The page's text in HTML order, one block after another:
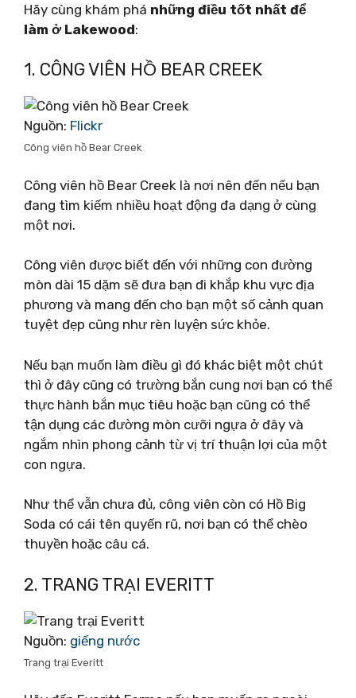
Hãy cùng khám phá những điều tốt nhất để
làm ở Lakewood:
1. CÔNG VIÊN HỒ BEAR CREEK
Nguồn: Flickr
Công viên hồ Bear Creek
Công viên hồ Bear Creek là nơi nên đến nếu bạn
đang tìm kiếm nhiều hoạt động đa dạng ở cùng
một nơi.
Công viên được biết đến với những con đường
mòn dài 15 dặm sẽ đưa bạn đi khắp khu vực địa
phương và mang đến cho bạn một số cảnh quan
tuyệt đẹp cũng như rèn luyện sức khỏe.
Nếu bạn muốn làm điều gì đó khác biệt một chút
thì ở đây cũng có trường bắn cung nơi bạn có thể
thực hành bắn mục tiêu hoặc bạn cũng có thể
tận dụng các đường mòn cưỡi ngựa ở đây và
ngắm nhìn phong cảnh từ vị trí thuận lợi của một
con ngựa.
Như thể vẫn chưa đủ, công viên còn có Hồ Big
Soda có cái tên quyến rũ, nơi bạn có thể chèo
thuyền hoặc câu cá.
2. TRANG TRẠI EVERITT
Nguồn: giếng nước
Trang trại Everitt